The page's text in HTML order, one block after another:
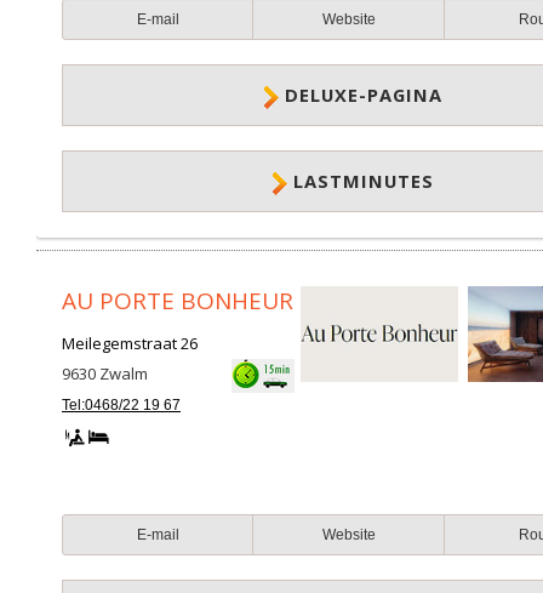
E-mail Website
DELUXE-PAGINA
LASTMINUTES
AU PORTE BONHEUR
Meilegemstraat 26
9630 Zwalm
Tel:0468/22 19 67
E-mail Website